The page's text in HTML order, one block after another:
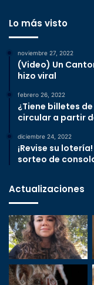
Lo más visto
noviembre 27, 2022
(Video) Un
hizo viral
febrero 26, 2022
¿Tiene billetes
circular a partir
diciembre 24, 2022
¡Revise su
sorteo de
Actualizaciones